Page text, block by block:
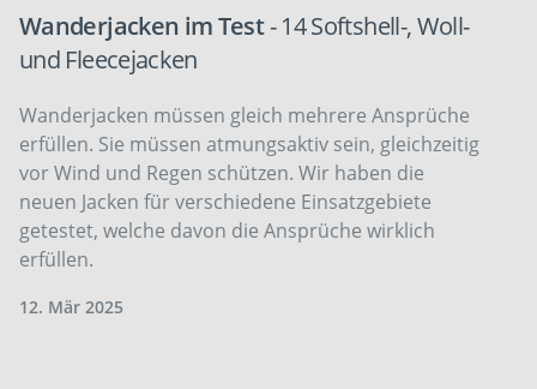
Wanderjacken im Test- 14 Softshell-, Woll-
und Fleecejacken
Wanderjacken müssen gleich mehrere Ansprüche
erfüllen. Sie müssen atmungsaktiv sein, gleichzeitig
vor Wind und Regen schützen. Wir haben die
neuen Jacken für verschiedene Einsatzgebiete
getestet, welche davon die Ansprüche wirklich
erfüllen.
12. Mär 2025